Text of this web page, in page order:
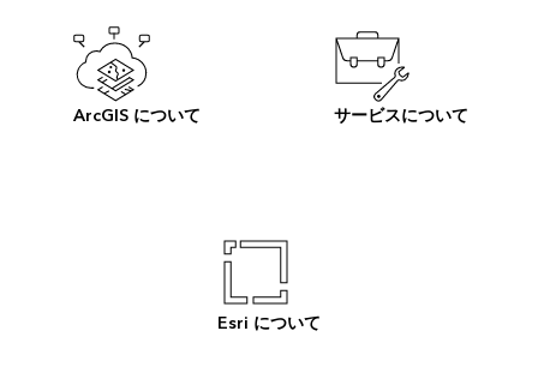
ArcGIS について サービスについて
Esri について